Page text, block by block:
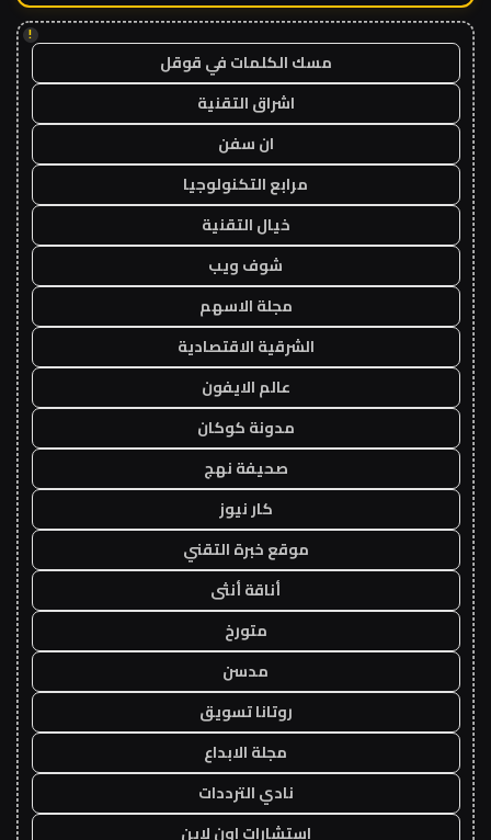
!
مسك الكلمات في قوقل
اشراق التقنية
ان سفن
مرابع التكنولوجيا
خيال التقنية
شوف ويب
مجلة الاسهم
الشرقية الاقتصادية
عالم الايفون
مدونة كوكان
صحيفة نهج
كار نيوز
موقع خبرة التقني
أناقة أنثى
متورخ
مدسن
روتانا تسويق
مجلة الابداع
نادي الترددات
استشارات اون لاين